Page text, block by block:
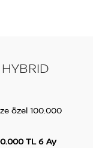
özel 100.000
TL 6 Ay